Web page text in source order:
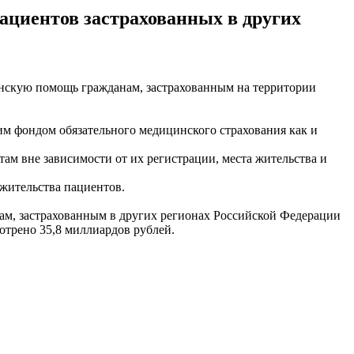
застрахованных в других
помощь гражданам, застрахованным на территории
обязательного медицинского страхования как и
вне зависимости от их регистрации, места жительства и
пациентов.
в других регионах Российской Федерации
35,8 миллиардов рублей.